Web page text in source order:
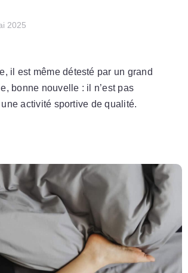
2025
il est même détesté par un grand
bonne nouvelle : il n’est pas
activité sportive de qualité.